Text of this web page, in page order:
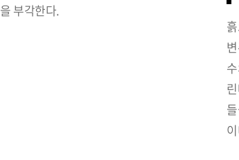
을 부각한다.